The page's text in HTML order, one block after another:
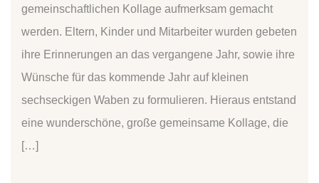
gemeinschaftlichen Kollage aufmerksam gemacht
werden. Eltern, Kinder und Mitarbeiter wurden gebeten
ihre Erinnerungen an das vergangene Jahr, sowie ihre
Wünsche für das kommende Jahr auf kleinen
sechseckigen Waben zu formulieren. Hieraus entstand
eine wunderschöne, große gemeinsame Kollage, die
[…]